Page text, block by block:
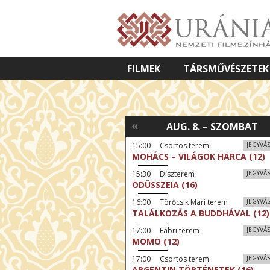
FILMEK TÁRSMŰVÉSZETEK
VETÍTETT KÉPES ELŐADÁSOK
AUG. 8. – SZOMBAT
«
15:00 Csortos terem
MOHÁCS – VILÁGOK HARCA (12)
15:30 Díszterem
ODÜSSZEIA (16)
16:00 Törőcsik Mari terem
TALÁLKOZÁS A BUDDHÁVAL (12)
17:00 Fábri terem
MOMO (12)
17:00 Csortos terem